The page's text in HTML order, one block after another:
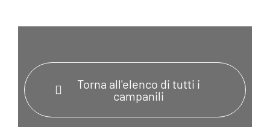
Torna all'elenco di tutti i
campanili